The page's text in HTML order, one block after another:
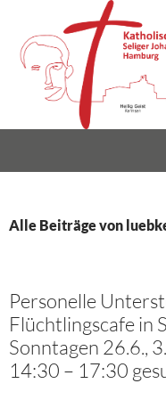
Alle Beiträge von
Personelle
Flüchtlingscafe in
Sonntagen 26.6.,
14:30 – 17:30